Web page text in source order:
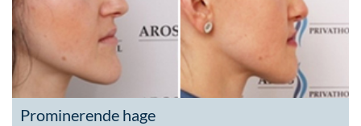
Prominerende hage